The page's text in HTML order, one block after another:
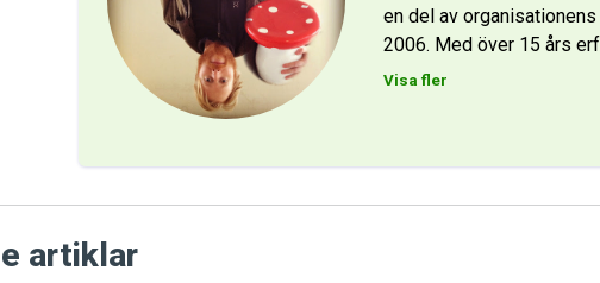
en del av
2006. Med över 15 års
Visa fler
artiklar